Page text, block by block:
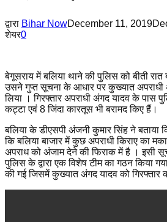
द्वारा Bihar NowDecember 11, 2019
शेयर0
बेगूसराय में बलिया थाने की पुलिस को बीती रात
उसने गुप्त सूचना के आधार पर कुख्यात अपराधी
लिया । गिरफ्तार अपराधी अंगद यादव के पास
कट्टा एवं 8 जिंदा कारतूस भी बरामद किए हैं।
बलिया के डीएसपी अंजनी कुमार सिंह ने बताया
कि बलिया बाजार में कुछ अपराधी किराए का
अपराध को अंजाम देने की फिराक में है । इसी
पुलिस के द्वारा एक विशेष टीम का गठन किया
की गई जिसमें कुख्यात अंगद यादव को गिरफ्तार